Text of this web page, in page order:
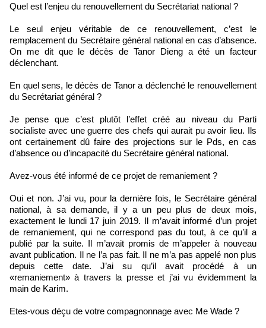
Quel est l’enjeu du renouvellement du Secrétariat national ?
Le seul enjeu véritable de ce renouvellement, c’est le
remplacement du Secrétaire général national en cas d’absence.
On me dit que le décès de Tanor Dieng a été un facteur
déclenchant.
En quel sens, le décès de Tanor a déclenché le renouvellement
du Secrétariat général ?
Je pense que c’est plutôt l’effet créé au niveau du Parti
socialiste avec une guerre des chefs qui aurait pu avoir lieu. Ils
ont certainement dû faire des projections sur le Pds, en cas
d’absence ou d’incapacité du Secrétaire général national.
Avez-vous été informé de ce projet de remaniement ?
Oui et non. J’ai vu, pour la dernière fois, le Secrétaire général
national, à sa demande, il y a un peu plus de deux mois,
exactement le lundi 17 juin 2019. Il m’avait informé d’un projet
de remaniement, qui ne correspond pas du tout, à ce qu’il a
publié par la suite. Il m’avait promis de m’appeler à nouveau
avant publication. Il ne l’a pas fait. Il ne m’a pas appelé non plus
depuis cette date. J’ai su qu’il avait procédé à un
«remaniement» à travers la presse et j’ai vu évidemment la
main de Karim.
Etes-vous déçu de votre compagnonnage avec Me Wade ?